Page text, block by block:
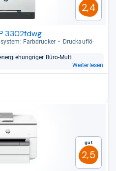
2,4
3302fdwg
Farb­dru­cker
Druck­auf­lö­
Büro-​Multi
Weiterlesen
Gut
2,5